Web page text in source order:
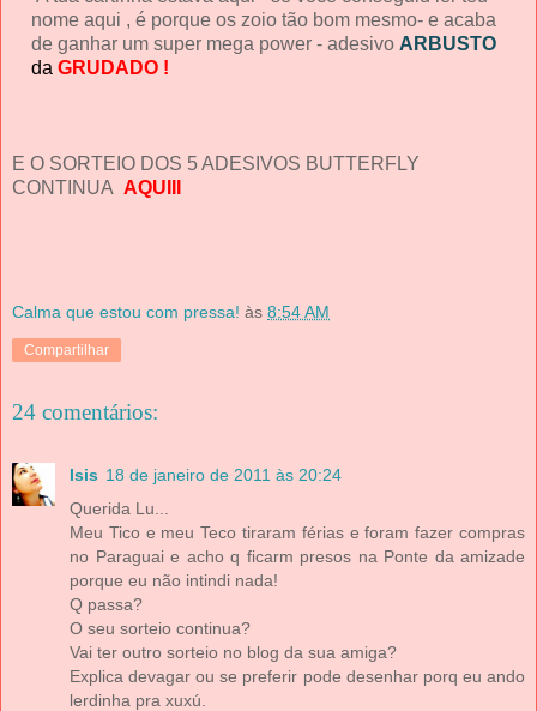
nome aqui , é porque os zoio tão bom mesmo- e acaba
de ganhar um super mega power - adesivo ARBUSTO
da GRUDADO !
E O SORTEIO DOS 5 ADESIVOS BUTTERFLY
CONTINUA AQUIII
Calma que estou com pressa! às 8:54 AM
Compartilhar
24 comentários:
Isis 18 de janeiro de 2011 às 20:24
Querida Lu...
Meu Tico e meu Teco tiraram férias e foram fazer compras
no Paraguai e acho q ficarm presos na Ponte da amizade
porque eu não intindi nada!
Q passa?
O seu sorteio continua?
Vai ter outro sorteio no blog da sua amiga?
Explica devagar ou se preferir pode desenhar porq eu ando
lerdinha pra xuxú.